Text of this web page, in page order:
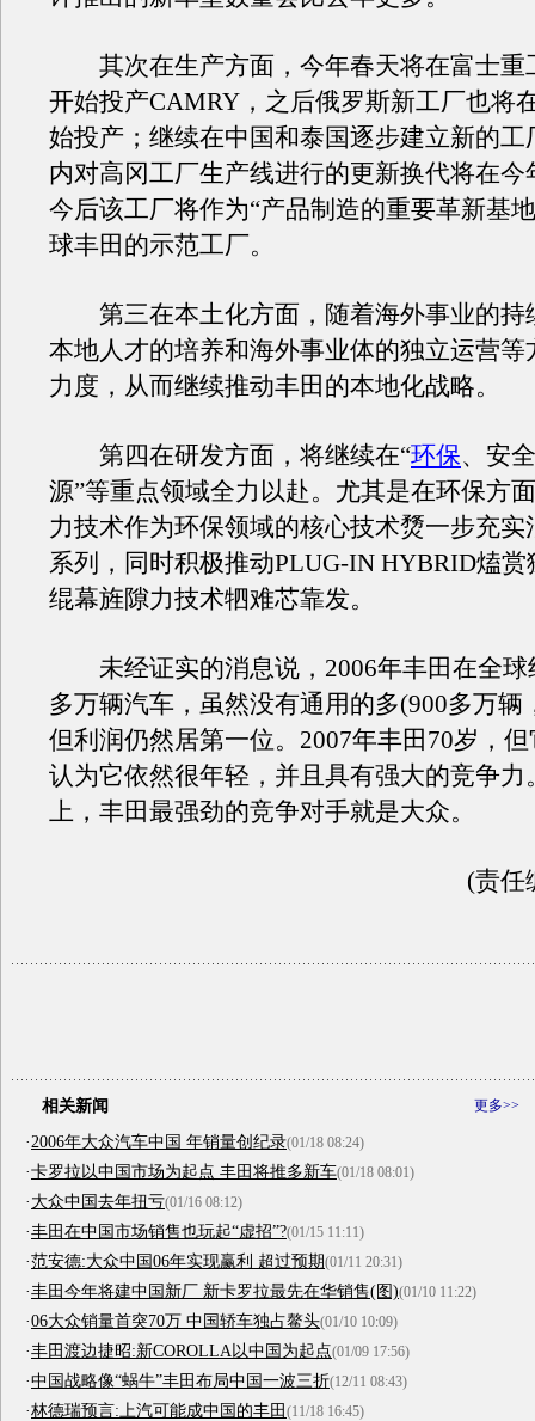
其次在生产方面，今年春天将在富士重
开始投产CAMRY，之后俄罗斯新工厂也将
始投产；继续在中国和泰国逐步建立新的工
内对高冈工厂生产线进行的更新换代将在今
今后该工厂将作为“产品制造的重要革新基
球丰田的示范工厂。
第三在本土化方面，随着海外事业的持
本地人才的培养和海外事业体的独立运营等
力度，从而继续推动丰田的本地化战略。
第四在研发方面，将继续在“环保、安
源”等重点领域全力以赴。尤其是在环保方
力技术作为环保领域的核心技术熃一步充实
系列，同时积极推动PLUG-IN HYBRID熆
绲幕旌隙力技术牭难芯靠发。
未经证实的消息说，2006年丰田在全球
多万辆汽车，虽然没有通用的多(900多万辆
但利润仍然居第一位。2007年丰田70岁，
认为它依然很年轻，并且具有强大的竞争力
上，丰田最强劲的竞争对手就是大众。
(责任
更多>>
相关新闻
·2006年大众汽车中国 年销量创纪录(01/18 08:24)
·卡罗拉以中国市场为起点 丰田将推多新车(01/18 08:01)
·大众中国去年扭亏(01/16 08:12)
·丰田在中国市场销售也玩起“虚招”?(01/15 11:11)
·范安德:大众中国06年实现赢利 超过预期(01/11 20:31)
·丰田今年将建中国新厂 新卡罗拉最先在华销售(图)(01/10 11:22)
·06大众销量首突70万 中国轿车独占鳌头(01/10 10:09)
·丰田渡边捷昭:新COROLLA以中国为起点(01/09 17:56)
·中国战略像“蜗牛”丰田布局中国一波三折(12/11 08:43)
·林德瑞预言:上汽可能成中国的丰田 (11/18 16:45)